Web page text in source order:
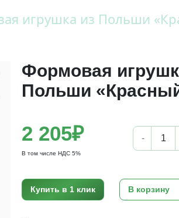
игрушка из Польши
Формовая
Польши
2 205₽
В том числе НДС 5%
-
Купить в 1 клик В корзину